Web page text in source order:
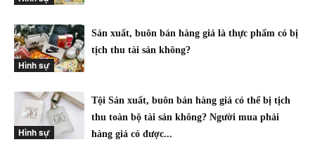
Hình sự
Sản xuất, buôn bán hàng giả là thực phẩm có bị
tịch thu tài sản không?
Hình sự
Tội Sản xuất, buôn bán hàng giả có thể bị tịch
thu toàn bộ tài sản không? Người mua phải
hàng giả có được...